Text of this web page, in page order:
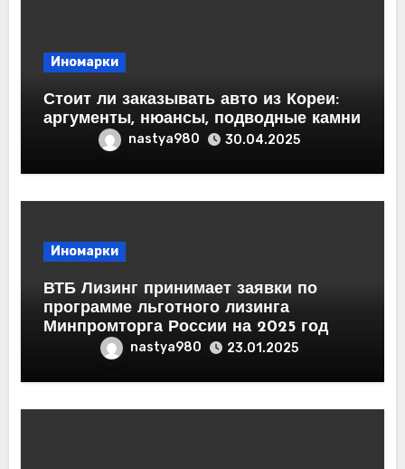
Иномарки
Стоит ли заказывать авто из Кореи:
аргументы, нюансы, подводные камни
nastya980 30.04.2025
Иномарки
ВТБ Лизинг принимает заявки по
программе льготного лизинга
Минпромторга России на 2025 год
nastya980 23.01.2025